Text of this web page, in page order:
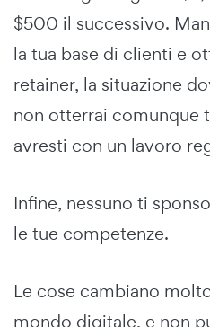
$500 il successivo.
la tua base di clienti e
retainer, la situazione
non otterrai comunque
avresti con un lavoro
Infine, nessuno ti
le tue competenze.
Le cose cambiano
mondo digitale, e non